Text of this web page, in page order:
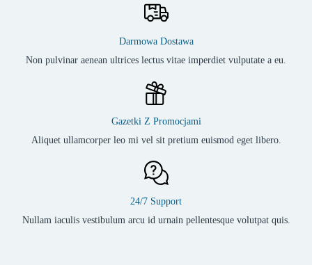
Darmowa Dostawa
Non pulvinar aenean ultrices lectus vitae imperdiet vulputate a eu.
Gazetki Z Promocjami
Aliquet ullamcorper leo mi vel sit pretium euismod eget libero.
24/7 Support
Nullam iaculis vestibulum arcu id urnain pellentesque volutpat quis.